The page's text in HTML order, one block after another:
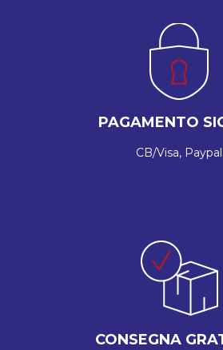
PAGAMENTO
CB/Visa, Paypal
CONSEGNA